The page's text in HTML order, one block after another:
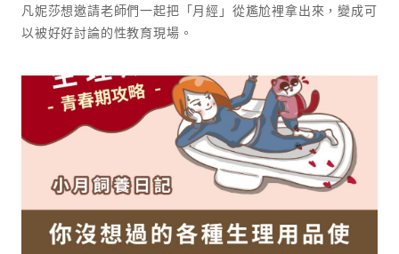
凡妮莎想邀請老師們一起把「月經」從尷尬裡拿出來，變成可